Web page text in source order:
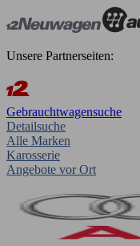
Unsere Partnerseiten:
Gebrauchtwagensuche
Detailsuche
Alle Marken
Karosserie
Angebote vor Ort